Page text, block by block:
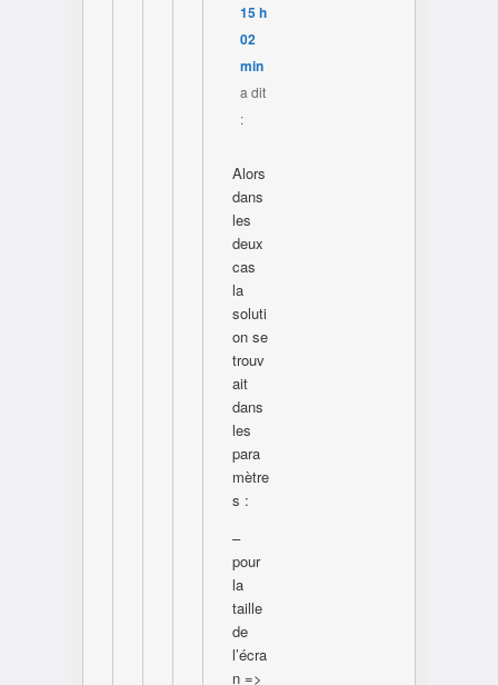
15 h
02
min
a dit
:
Alors
dans
les
deux
cas
la
soluti
on se
trouv
ait
dans
les
para
mètre
s :
–
pour
la
taille
de
l’écra
n =>